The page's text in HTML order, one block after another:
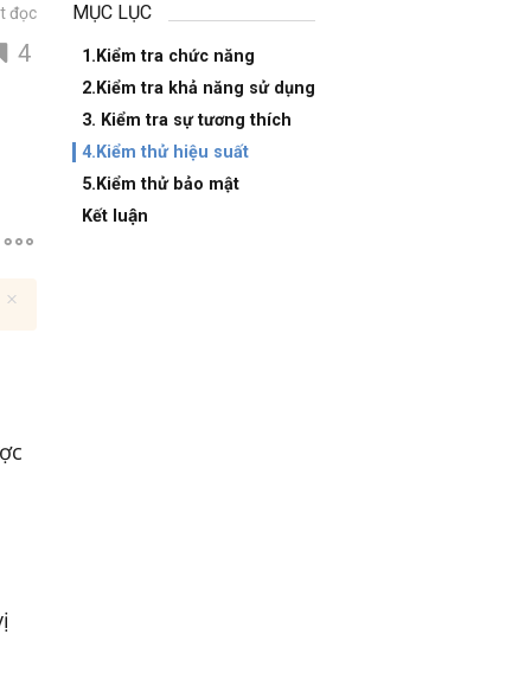
đọc
4
MỤC LỤC
1.Kiểm tra chức năng
2.Kiểm tra khả năng sử dụng
3. Kiểm tra sự tương thích
4.Kiểm thử hiệu suất
5.Kiểm thử bảo mật
Kết luận